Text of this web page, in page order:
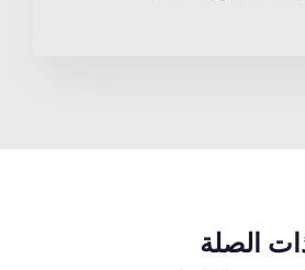
الصلة